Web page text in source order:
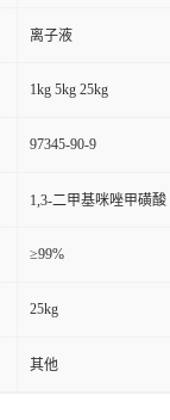
离子液
1kg 5kg 25kg
97345-90-9
1,3-二甲基咪唑甲磺酸
≥99%
25kg
其他